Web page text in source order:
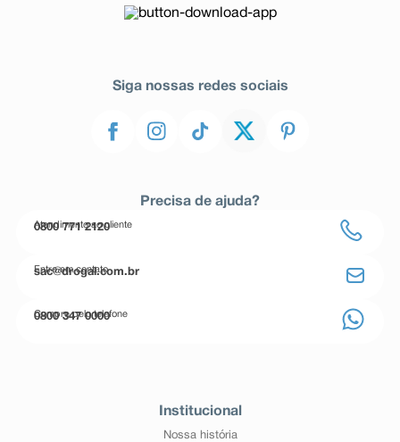
Siga nossas redes sociais
Precisa de ajuda?
Atendimento ao cliente
0800 771 2120
Entre em contato
sac@drogal.com.br
Compre pelo telefone
0800 347 0000
Institucional
Nossa história